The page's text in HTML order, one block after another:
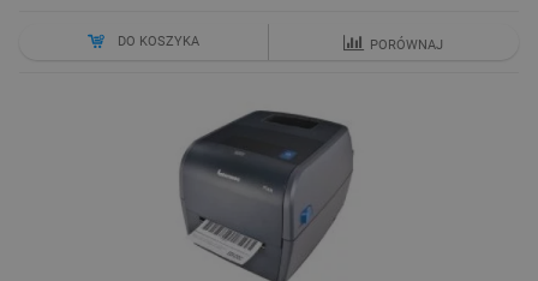
DO KOSZYKA PORÓWNAJ